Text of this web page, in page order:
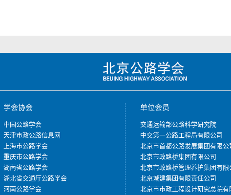
学会协会
中国公路学会
天津市政公路信息网
上海市公路学会
重庆市公路学会
湖南省公路学会
湖北省交通厅公路学会
河南公路学会
单位会员
交通运输部公路科学研究院
中交第一公路工程局有限公司
北京市首都公路发展集团有限公
北京市政路桥集团有限公司
北京市政路桥管理养护集团有限
北京城建集团有限责任公司
北京市市政工程设计研究总院有